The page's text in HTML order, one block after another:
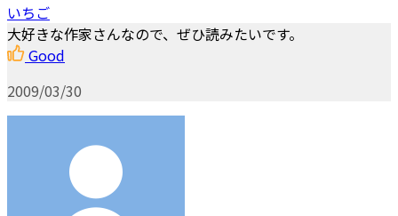
いちご
大好きな作家さんなので、ぜひ読みたいです。
Good
2009/03/30